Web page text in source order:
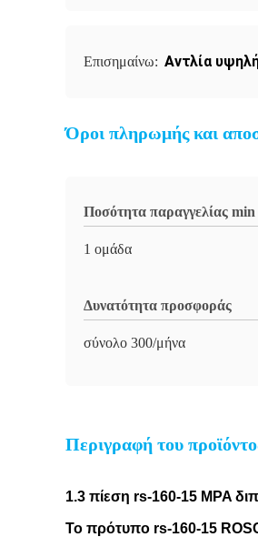
Επισημαίνω: Αντλία
Όροι πληρωμής και
Ποσότητα παραγγελίας min
1 ομάδα
Δυνατότητα προσφοράς
σύνολο 300/μήνα
Περιγραφή του
1.3 πίεση rs-160-15 MPA
Το πρότυπο rs-160-15